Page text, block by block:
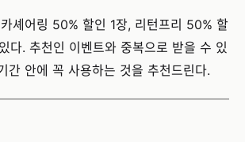
셰어링 50% 할인 1장, 리턴프리 50% 할
다. 추천인 이벤트와 중복으로 받을 수 있
간 안에 꼭 사용하는 것을 추천드린다.